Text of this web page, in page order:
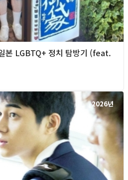
본 LGBTQ+ 정치 탐방기 (feat.
2026년